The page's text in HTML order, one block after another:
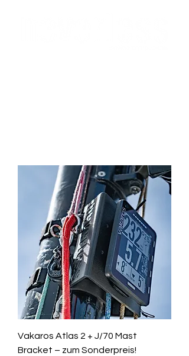
Vakaros Atlas 2 + J/70 Mast
Bracket – zum Sonderpreis!